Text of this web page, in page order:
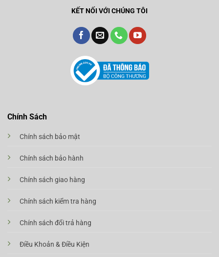
KẾT NỐI VỚI CHÚNG TÔI
Chính Sách
Chính sách bảo mật
Chính sách bảo hành
Chính sách giao hàng
Chính sách kiểm tra hàng
Chính sách đổi trả hàng
Điều Khoản & Điều Kiện